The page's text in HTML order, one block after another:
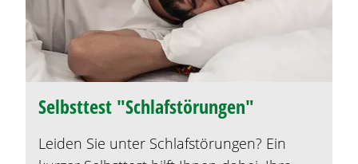
Selbsttest "Schlafstörungen"
Leiden Sie unter Schlafstörungen? Ein